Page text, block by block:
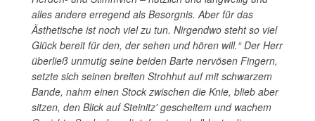
alles andere erregend als Besorgnis. Aber für das
Ästhetische ist noch viel zu tun. Nirgendwo steht so viel
Glück bereit für den, der sehen und hören will.“ Der Herr
überließ unmutig seine beiden Barte nervösen Fingern,
setzte sich seinen breiten Strohhut auf mit schwarzem
Bande, nahm einen Stock zwischen die Knie, blieb aber
sitzen, den Blick auf Steinitz' gescheitem und wachem